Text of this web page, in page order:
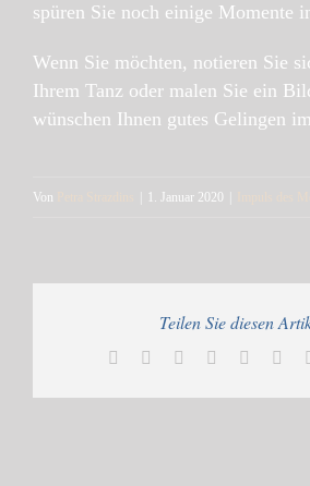
spüren Sie noch einige Momente
Wenn Sie möchten, notieren Sie
Ihrem Tanz oder malen Sie ein
wünschen Ihnen gutes Gelingen
Von 1. Januar 2020
Teilen Sie diesen
Facebook
TwitterReddit LinkedIn